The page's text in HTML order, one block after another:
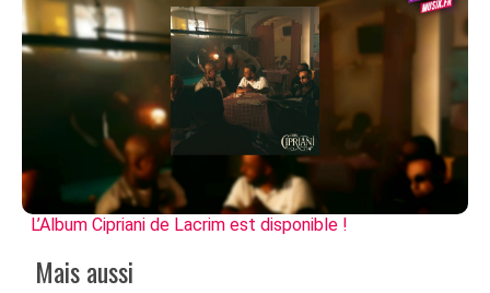
L’Album Cipriani de Lacrim est disponible !
Mais aussi